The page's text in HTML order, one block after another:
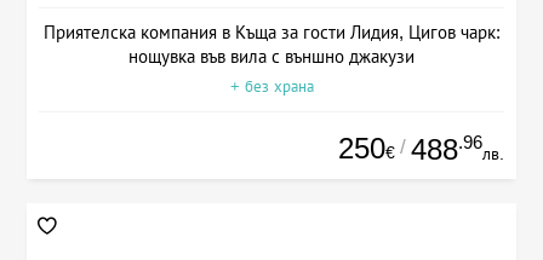
Приятелска компания в Къща за гости Лидия, Цигов чарк:
нощувка във вила с външно джакузи
+ без храна
250€ / 488.96
лв.